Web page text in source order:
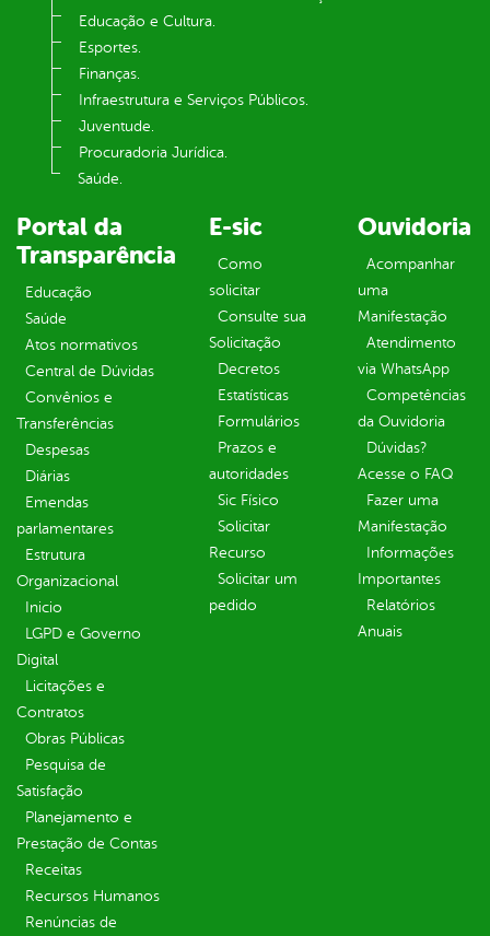
Educação e Cultura.
Esportes.
Finanças.
Infraestrutura e Serviços Públicos.
Juventude.
Procuradoria Jurídica.
Saúde.
Portal da
Transparência
Educação
Saúde
Atos normativos
Central de Dúvidas
Convênios e
Transferências
Despesas
Diárias
Emendas
parlamentares
Estrutura
Organizacional
Inicio
LGPD e Governo
Digital
Licitações e
Contratos
Obras Públicas
Pesquisa de
Satisfação
Planejamento e
Prestação de Contas
Receitas
Recursos Humanos
Renúncias de
E-sic
Como
solicitar
Consulte sua
Solicitação
Decretos
Estatísticas
Formulários
Prazos e
autoridades
Sic Físico
Solicitar
Recurso
Solicitar um
pedido
Ouvidoria
Acompanhar
uma
Manifestação
Atendimento
via WhatsApp
Competências
da Ouvidoria
Dúvidas?
Acesse o FAQ
Fazer uma
Manifestação
Informações
Importantes
Relatórios
Anuais